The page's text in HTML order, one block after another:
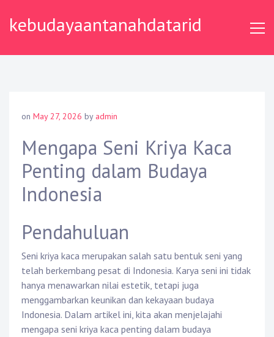
kebudayaantanahdatarid
on May 27, 2026 by admin
Mengapa Seni Kriya Kaca
Penting dalam Budaya
Indonesia
Pendahuluan
Seni kriya kaca merupakan salah satu bentuk seni yang
telah berkembang pesat di Indonesia. Karya seni ini tidak
hanya menawarkan nilai estetik, tetapi juga
menggambarkan keunikan dan kekayaan budaya
Indonesia. Dalam artikel ini, kita akan menjelajahi
mengapa seni kriya kaca penting dalam budaya